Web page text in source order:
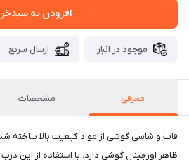
افزودن به
موجود در انبار ارسال سریع
معرفی مشخصات
قاب و شاسی گوشی از مواد کیفیت بالا ساخته
ظاهر اورجینال گوشی دارد. با استفاده از این